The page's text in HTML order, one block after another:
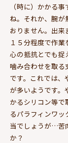
（時に）かかる
ね。それか、腕が
おりません。出来
１５分程度で作
心の抵抗とでも捉
噛み合わせを取る
です。これでは
が多いようです。
かるシリコン等
るパラフィンワッ
当でしょうが…苦
か？